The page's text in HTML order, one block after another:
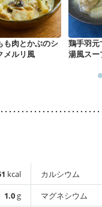
も肉とかぶのシ
メルリ風
鶏手羽元
湯風スー
kcal
1.0g
カルシウム
マグネシウム